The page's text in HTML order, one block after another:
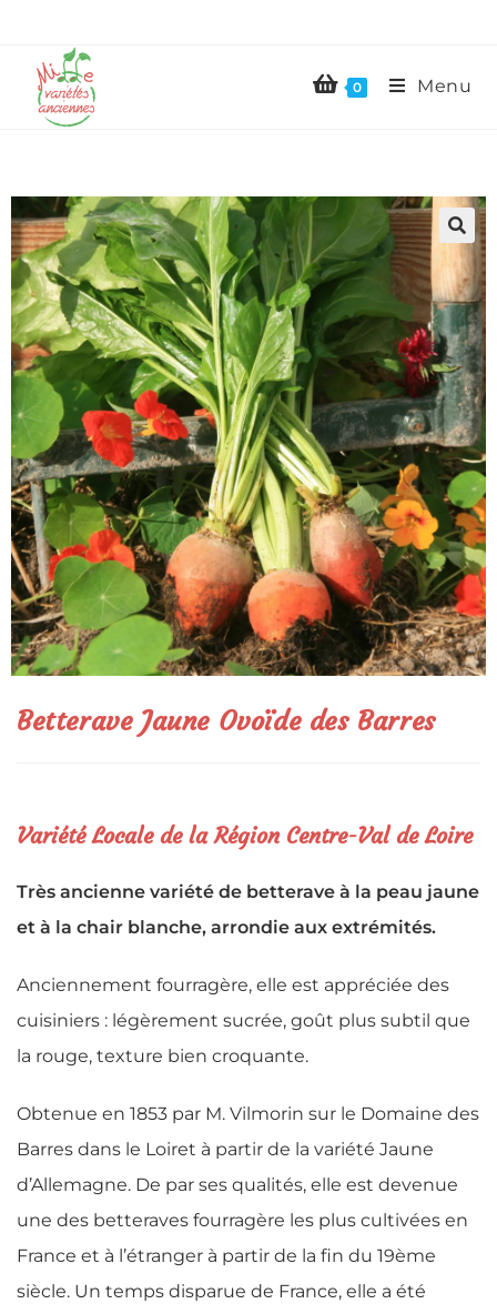
0 Menu
Betterave Jaune Ovoïde des Barres
Variété Locale de la Région Centre-Val de Loire
Très ancienne variété de betterave à la peau jaune
et à la chair blanche, arrondie aux extrémités.
Anciennement fourragère, elle est appréciée des
cuisiniers : légèrement sucrée, goût plus subtil que
la rouge, texture bien croquante.
Obtenue en 1853 par M. Vilmorin sur le Domaine des
Barres dans le Loiret à partir de la variété Jaune
d’Allemagne. De par ses qualités, elle est devenue
une des betteraves fourragère les plus cultivées en
France et à l’étranger à partir de la fin du 19ème
siècle. Un temps disparue de France, elle a été